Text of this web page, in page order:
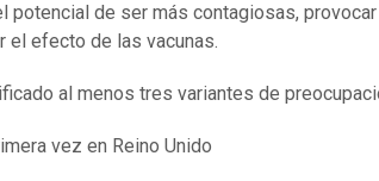
potencial de ser más contagiosas, provocar
el efecto de las vacunas.
al menos tres variantes de
vez en Reino Unido